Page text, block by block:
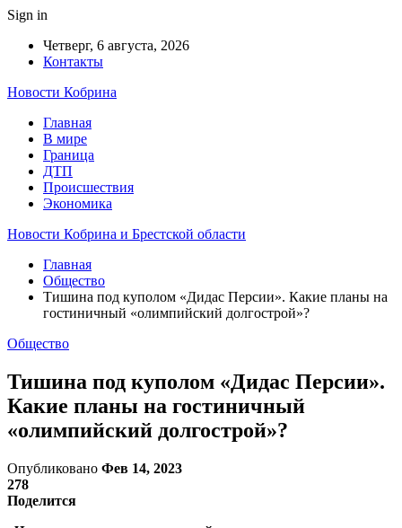
Sign in
Четверг, 6 августа, 2026
Контакты
Новости Кобрина
Главная
В мире
Граница
ДТП
Происшествия
Экономика
Новости Кобрина и Брестской области
Главная
Общество
Тишина под куполом «Дидас Персии». Какие планы на
гостиничный «олимпийский долгострой»?
Общество
Тишина под куполом «Дидас Персии».
Какие планы на гостиничный
«олимпийский долгострой»?
Опубликовано Фев 14, 2023
278
Поделится